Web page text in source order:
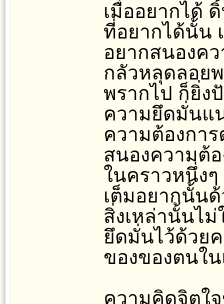
เมื่ออยากได้
ที่อยากได้นั้น
อยากสนองค
กลัวหลุดลอย
พรากไป ก็ยิ่ง
ความยึดมั่นแ
ความต้องกา
สนองความต้
ในคราวหนึ่งๆ
เต็มอยากนั้น
สิ่งเหล่านั้นไ
ยึดมั่นไว้ด้วยค
ของของตนใ
ความคิดจิตใ